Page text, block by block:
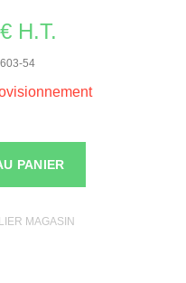
H.T.
54
PANIER
MAGASIN